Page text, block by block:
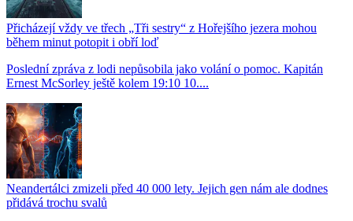
Přicházejí vždy ve třech „Tři sestry“ z Hořejšího jezera mohou
během minut potopit i obří loď
Poslední zpráva z lodi nepůsobila jako volání o pomoc. Kapitán
Ernest McSorley ještě kolem 19:10 10....
Neandertálci zmizeli před 40 000 lety. Jejich gen nám ale dodnes
přidává trochu svalů